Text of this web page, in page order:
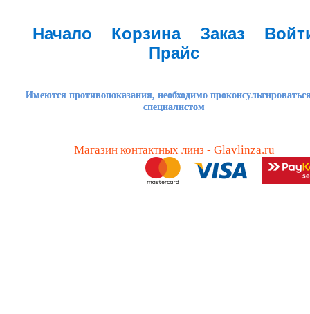
Начало Корзина Заказ
Прайс
Имеются противопоказания, необходимо
специалистом
Магазин контактных линз - Glavlinza.ru